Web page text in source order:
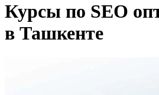
Курсы по SEO
в Ташкенте